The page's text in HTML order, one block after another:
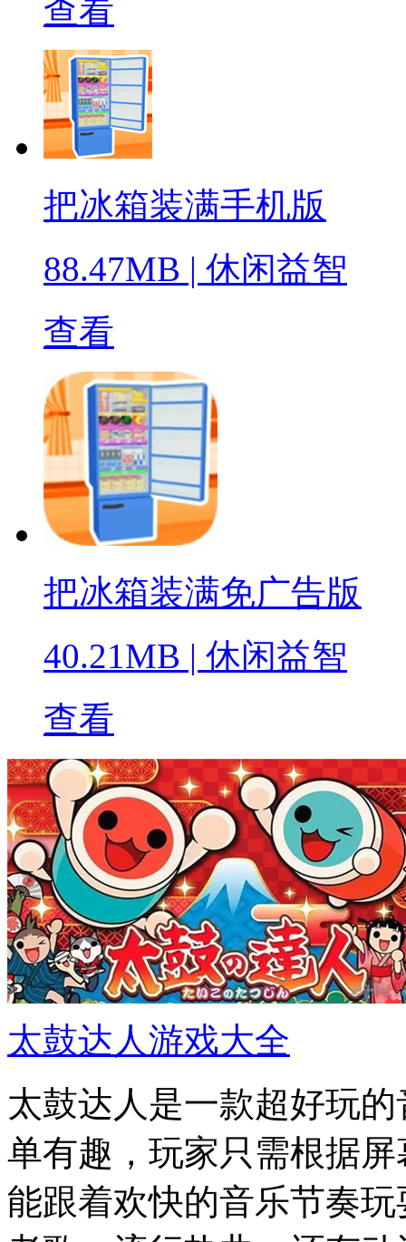
查看
把冰箱装满手机版
88.47MB | 休闲益智
查看
把冰箱装满免广告版
40.21MB | 休闲益智
查看
太鼓达人游戏大全
太鼓达人是一款超好玩
单有趣，玩家只需根据
能跟着欢快的音乐节奏